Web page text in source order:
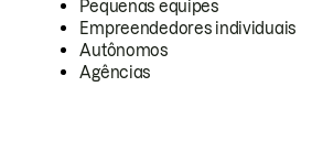
Pequenas equipes
Empreendedores individuais
Autônomos
Agências